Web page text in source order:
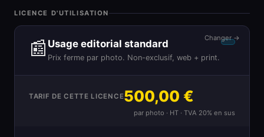
LICENCE D'UTILISATION
📰 Usage editorial standard
Prix ferme par photo. Non-exclusif, web + print.
Changer →
TARIF DE CETTE LICENCE500,00 €
par photo · HT · TVA 20% en sus